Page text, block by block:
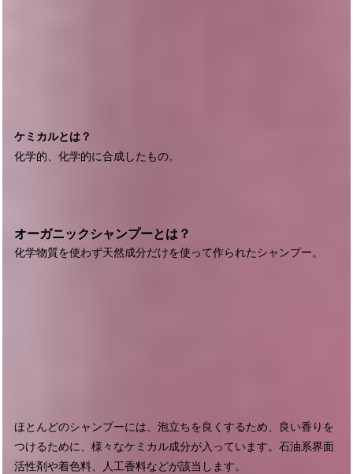
ケミカルとは？
化学的、化学的に合成したもの。
オーガニックシャンプーとは？
化学物質を使わず天然成分だけを使って作られたシャンプー。
ほとんどのシャンプーには、泡立ちを良くするため、良い香りを
つけるために、様々なケミカル成分が入っています。石油系界面
活性剤や着色料、人工香料などが該当します。